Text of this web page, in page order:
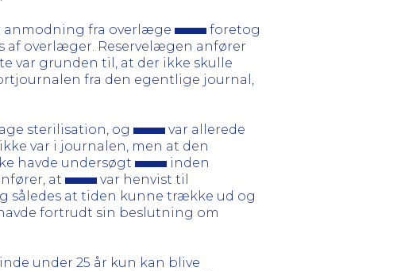
anmodning fra overlæge
foretog
overlæger. Reservelægen anfører
var grunden til, at der ikke skulle
fra den egentlige journal,
sterilisation, og
var allerede
var i journalen, men at den
havde undersøgt
inden
at
var henvist til
således at tiden kunne trække ud og
fortrudt sin beslutning om
under 25 år kun kan blive